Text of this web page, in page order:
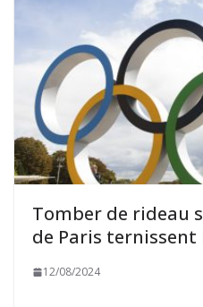
Tomber de rideau
de Paris ternissent
12/08/2024